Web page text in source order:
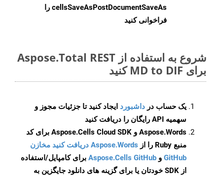
cellsSaveAsPostDocumentSaveAs را
فراخوانی کنید
شروع به استفاده از Aspose.Total REST
برای MD to DIF کنید
یک حساب در داشبورد ایجاد کنید تا جزئیات مجوز و
سهمیه API رایگان را دریافت کنید
Aspose.Words و Aspose.Cells Cloud SDK برای کد
منبع Ruby را از
Aspose.Words دریافت کنید مخازن
GitHub و Aspose.Cells GitHub برای کامپایل/استفاده
از SDK خودتان یا برای گزینه های دانلود جایگزین به